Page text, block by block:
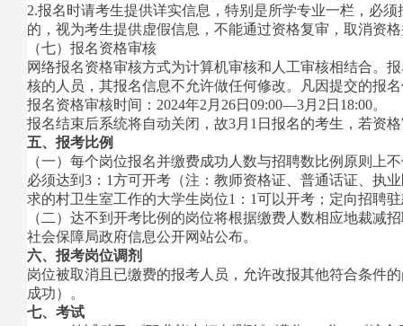
2.报名时请考生提供详实信息，特别是所学专业一栏，必
的，视为考生提供虚假信息，不能通过资格复审，取消资
（七）报名资格审核
网络报名资格审核方式为计算机审核和人工审核相结合。
核的人员，其报名信息不允许做任何修改。凡因提交的报
报名资格审核时间：2024年2月26日09:00—3月2日18:00。
报名结束后系统将自动关闭，故3月1日报名的考生，若资
五、报考比例
（一）每个岗位报名并缴费成功人数与招聘数比例原则上
必须达到3：1方可开考（注：教师资格证、普通话证、执
求的村卫生室工作的大学生岗位1：1可以开考；定向招聘
（二）达不到开考比例的岗位将根据缴费人数相应地裁减
社会保障局政府信息公开网站公布。
六、报考岗位调剂
岗位被取消且已缴费的报考人员，允许改报其他符合条件
成功）。
七、考试